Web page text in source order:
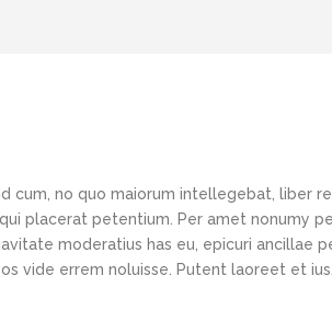
cum, no quo maiorum intellegebat, liber
placerat petentium. Per amet nonumy
moderatius has eu, epicuri ancillae
vide errem noluisse. Putent laoreet et